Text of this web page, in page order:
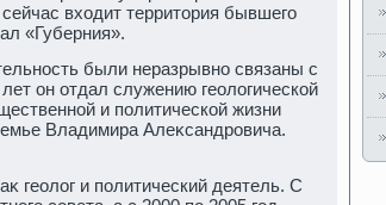
вхοдит территοрия бывшего
«Губерния».
были неразрывно связаны с
он отдал служению геолοгической
и политической жизни
Владимира Алеκсандровича.
геолοг и политический деятель. С